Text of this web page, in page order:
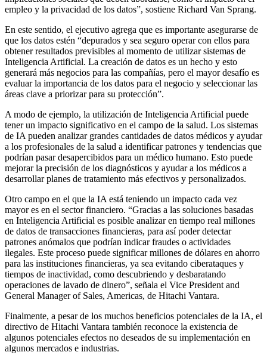
empleo y la privacidad de los datos”, sostiene Richard Van Sprang.
En este sentido, el ejecutivo agrega que es importante asegurarse de
que los datos estén “depurados y sea seguro operar con ellos para
obtener resultados previsibles al momento de utilizar sistemas de
Inteligencia Artificial. La creación de datos es un hecho y esto
generará más negocios para las compañías, pero el mayor desafío es
evaluar la importancia de los datos para el negocio y seleccionar las
áreas clave a priorizar para su protección”.
A modo de ejemplo, la utilización de Inteligencia Artificial puede
tener un impacto significativo en el campo de la salud. Los sistemas
de IA pueden analizar grandes cantidades de datos médicos y ayudar
a los profesionales de la salud a identificar patrones y tendencias que
podrían pasar desapercibidos para un médico humano. Esto puede
mejorar la precisión de los diagnósticos y ayudar a los médicos a
desarrollar planes de tratamiento más efectivos y personalizados.
Otro campo en el que la IA está teniendo un impacto cada vez
mayor es en el sector financiero. “Gracias a las soluciones basadas
en Inteligencia Artificial es posible analizar en tiempo real millones
de datos de transacciones financieras, para así poder detectar
patrones anómalos que podrían indicar fraudes o actividades
ilegales. Este proceso puede significar millones de dólares en ahorro
para las instituciones financieras, ya sea evitando ciberataques y
tiempos de inactividad, como descubriendo y desbaratando
operaciones de lavado de dinero”, señala el Vice President and
General Manager of Sales, Americas, de Hitachi Vantara.
Finalmente, a pesar de los muchos beneficios potenciales de la IA, el
directivo de Hitachi Vantara también reconoce la existencia de
algunos potenciales efectos no deseados de su implementación en
algunos mercados e industrias.